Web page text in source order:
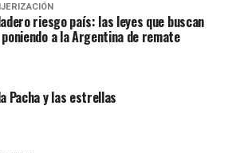
riesgo país: las leyes que buscan
a la Argentina de remate
Pacha y las estrellas